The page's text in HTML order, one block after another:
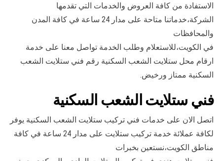
الاستفادة من كافة العروض والخدمات التي تقدمها
الشركة،خدماتنا متاحة على مدار 24 ساعة في كافة المدن
والمحافظات
في الكويت،للاستعلام وطلب الخدمة تواصل معنا على خدمة
ارقام محل ستلايت الشعب السكنية رقم فني ستلايت الشعب
السكنية ممتاز ورخيض.
فني ستلايت الشعب السكنية
اتصل الان على خدمات فني تركيب ستلايت الشعب السكنية يوفر
لكافة عملائة خدمة تركيب ستلايت على مدار 24 ساعة في كافة
مناطق الكويت،نستعين بخبرات